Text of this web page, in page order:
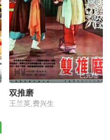
已完结
双推磨
王兰英,费兴生